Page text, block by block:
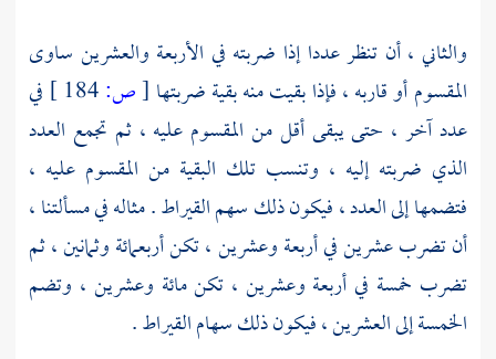
والثاني ، أن تنظر عددا إذا ضربته في الأربعة والعشرين ساوى
المقسوم أو قاربه ، فإذا بقيت منه بقية ضربتها [ص:
في
عدد آخر ، حتى يبقى أقل من المقسوم عليه ، ثم تجمع العدد
الذي ضربته إليه ، وتنسب تلك البقية من المقسوم عليه ،
فتضمها إلى العدد ، فيكون ذلك سهم القيراط . مثاله في مسألتنا ،
أن تضرب عشرين في أربعة وعشرين ، تكن أربعمائة وثمانين ، ثم
تضرب خمسة في أربعة وعشرين ، تكن مائة وعشرين ، وتضم
الخمسة إلى العشرين ، فيكون ذلك سهام القيراط .